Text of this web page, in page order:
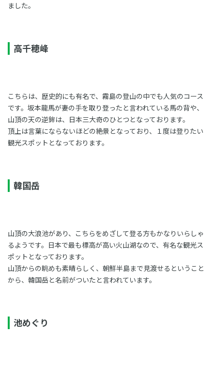
ました。
高千穂峰
こちらは、歴史的にも有名で、霧島の登山の中でも人気のコース
です。坂本龍馬が妻の手を取り登ったと言われている馬の背や、
山頂の天の逆鉾は、日本三大奇のひとつとなっております。
頂上は言葉にならないほどの絶景となっており、１度は登りたい
観光スポットとなっております。
韓国岳
山頂の大浪池があり、こちらをめざして登る方もかなりいらしゃ
るようです。日本で最も標高が高い火山湖なので、有名な観光ス
ポットとなっております。
山頂からの眺めも素晴らしく、朝鮮半島まで見渡せるということ
から、韓国岳と名前がついたと言われています。
池めぐり